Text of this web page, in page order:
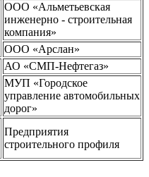
ООО «Альметьевская
инженерно - строительная
компания»
ООО «Арслан»
АО «СМП-Нефтегаз»
МУП «Городское
управление автомобильных
дорог»
Предприятия
строительного профиля